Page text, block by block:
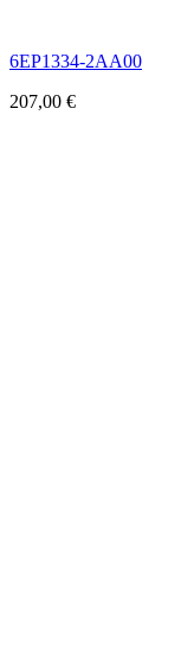
6EP1334-2AA00
207,00 €